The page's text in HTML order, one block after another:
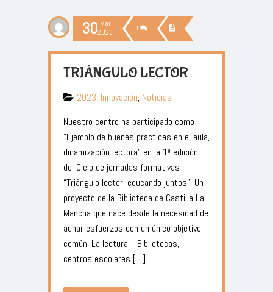
30 Mar
2023
0
TRIÁNGULO LECTOR
2023, Innovación, Noticias
Nuestro centro ha participado como
“Ejemplo de buenas prácticas en el aula,
dinamización lectora” en la 1ª edición
del Ciclo de jornadas formativas
“Triángulo lector, educando juntos”. Un
proyecto de la Biblioteca de Castilla La
Mancha que nace desde la necesidad de
aunar esfuerzos con un único objetivo
común: La lectura. Bibliotecas,
centros escolares […]